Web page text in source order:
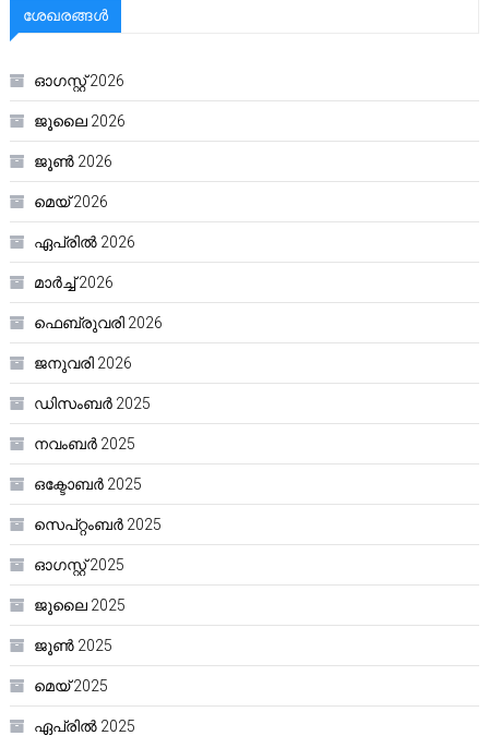
ശേഖരങ്ങൾ
ഓഗസ്റ്റ്‌ 2026
ജൂലൈ 2026
ജൂൺ 2026
മെയ്‌ 2026
ഏപ്രിൽ 2026
മാർച്ച്‌ 2026
ഫെബ്രുവരി 2026
ജനുവരി 2026
ഡിസംബർ 2025
നവംബർ 2025
ഒക്ടോബർ 2025
സെപ്റ്റംബർ 2025
ഓഗസ്റ്റ്‌ 2025
ജൂലൈ 2025
ജൂൺ 2025
മെയ്‌ 2025
ഏപ്രിൽ 2025